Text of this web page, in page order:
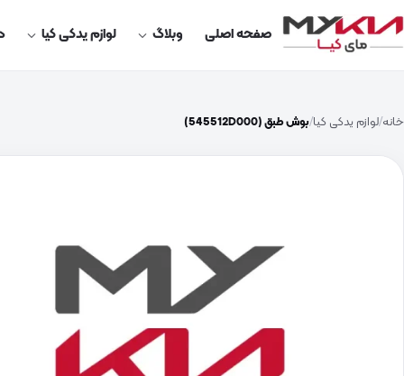
صفحه اصلی وبلاگ لوازم یدکی کیا
خانه لوازم یدکی کیا بوش طبق (545512D000)